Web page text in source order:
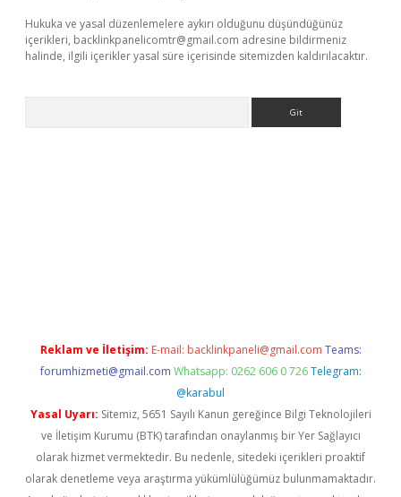
Hukuka ve yasal düzenlemelere aykırı olduğunu düşündüğünüz
içerikleri, backlinkpanelicomtr@gmail.com adresine bildirmeniz
halinde, ilgili içerikler yasal süre içerisinde sitemizden kaldırılacaktır.
Reklam ve İletişim: E-mail: backlinkpaneli@gmail.com Teams:
forumhizmeti@gmail.com Whatsapp: 0262 606 0 726 Telegram:
@karabul
Yasal Uyarı: Sitemiz, 5651 Sayılı Kanun gereğince Bilgi Teknolojileri
ve İletişim Kurumu (BTK) tarafından onaylanmış bir Yer Sağlayıcı
olarak hizmet vermektedir. Bu nedenle, sitedeki içerikleri proaktif
olarak denetleme veya araştırma yükümlülüğümüz bulunmamaktadır.